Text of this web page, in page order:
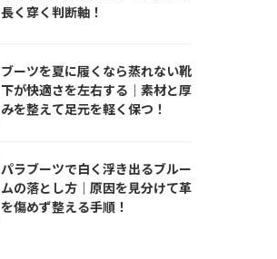
長く穿く判断軸！
ブーツを夏に履くなら蒸れない靴
下が快適さを左右する｜素材と厚
みを整えて足元を軽く保つ！
パラブーツで白く浮き出るブルー
ムの落とし方｜原因を見分けて革
を傷めず整える手順！